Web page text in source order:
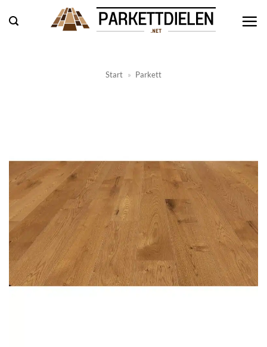
Inhalt
Start » Parkett